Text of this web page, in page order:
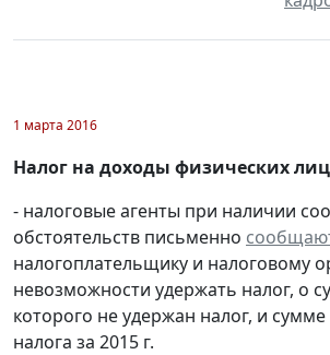
1 марта 2016
Налог на доходы физических
- налоговые агенты при наличии
обстоятельств письменно
налогоплательщику и налоговому
невозможности удержать налог, о
которого не удержан налог, и
налога за 2015 г.